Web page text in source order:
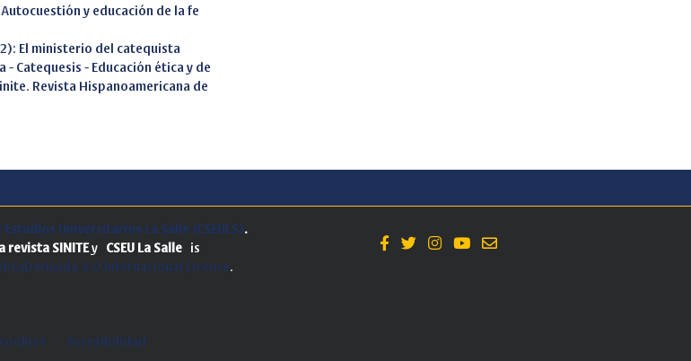
y educación de la fe
El ministerio del catequista
Catequesis - Educación ética y de
Revista Hispanoamericana de
Universitarios La Salle (CSEULS).
revista SINITEy CSEU La Salle is
4.0 Internacional License.
- Accesibilidad